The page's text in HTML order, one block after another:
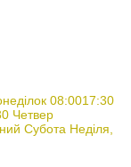
08:0017:30
Четвер
Субота Неділя,